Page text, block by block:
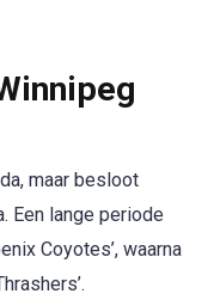
maar besloot
Een lange periode
Coyotes’, waarna